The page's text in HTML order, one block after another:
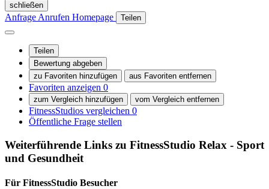
schließen
Anfrage Anrufen Homepage Teilen
Teilen
Bewertung abgeben
zu Favoriten hinzufügen
aus Favoriten entfernen
Favoriten anzeigen 0
zum Vergleich hinzufügen vom Vergleich entfernen
FitnessStudios vergleichen 0
Öffentliche Frage stellen
Weiterführende Links zu FitnessStudio Relax - Sport
und Gesundheit
Für FitnessStudio Besucher